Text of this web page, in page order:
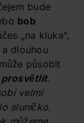
bude
bob
„na kluka“,
dlouhou
působit
prosvětlit.
velmi
sluníčko.